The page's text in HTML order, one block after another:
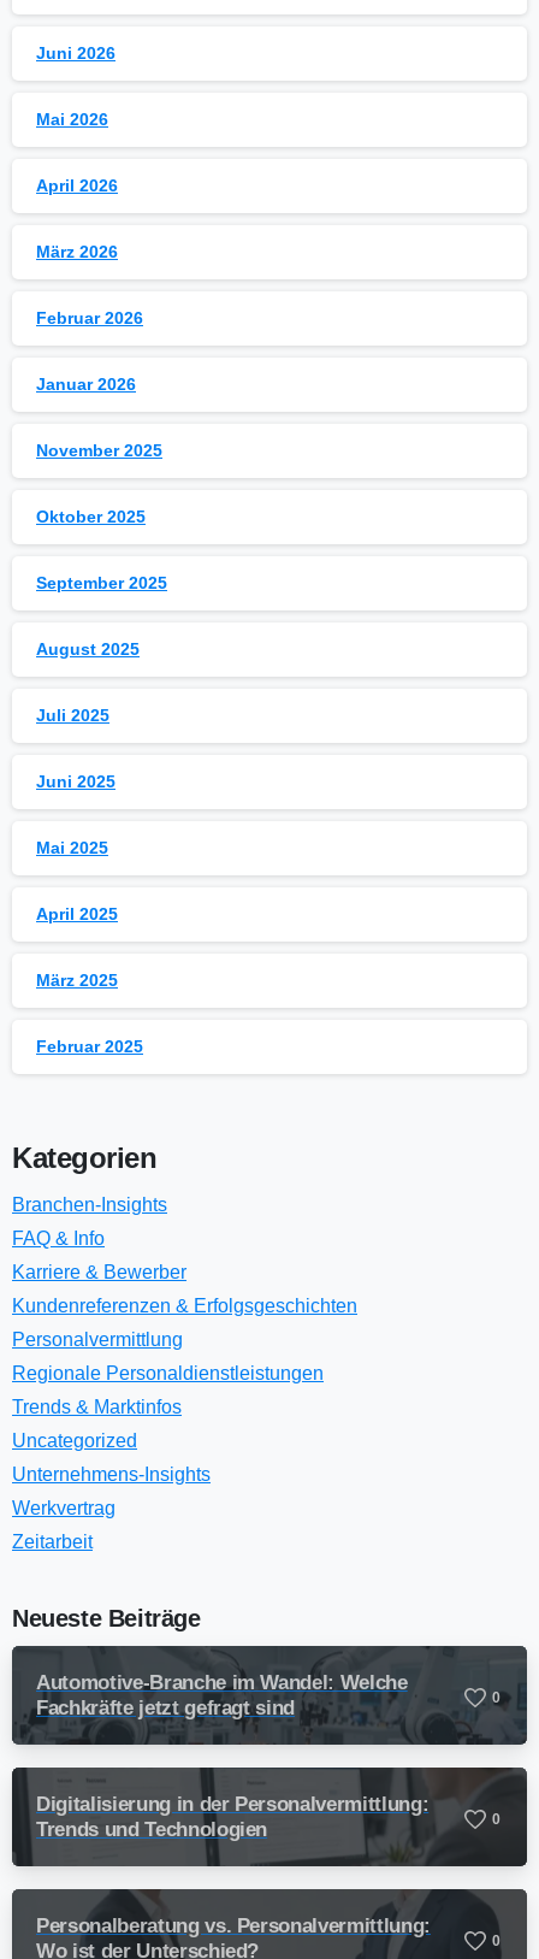
Juni 2026
Mai 2026
April 2026
März 2026
Februar 2026
Januar 2026
November 2025
Oktober 2025
September 2025
August 2025
Juli 2025
Juni 2025
Mai 2025
April 2025
März 2025
Februar 2025
Kategorien
Branchen-Insights
FAQ & Info
Karriere & Bewerber
Kundenreferenzen & Erfolgsgeschichten
Personalvermittlung
Regionale Personaldienstleistungen
Trends & Marktinfos
Uncategorized
Unternehmens-Insights
Werkvertrag
Zeitarbeit
Neueste Beiträge
Automotive-Branche im Wandel: Welche
Fachkräfte jetzt gefragt sind
0
Digitalisierung in der Personalvermittlung:
Trends und Technologien
0
Personalberatung vs. Personalvermittlung:
Wo ist der Unterschied?
0